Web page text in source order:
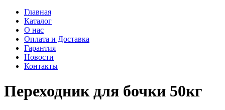
Главная
Каталог
О нас
Оплата и Доставка
Гарантия
Новости
Контакты
Переходник для бочки 50кг